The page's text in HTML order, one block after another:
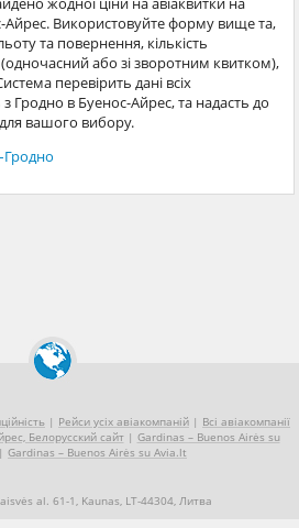
Використовуйте форму вище та,
та повернення, кількість
або зі зворотним квитком),
перевірить дані всіх
Гродно в Буенос-Айрес, та надасть до
вашого вибору.
| Рейси усіх авіакомпаній | Всі авіакомпанії
Белорусский сайт| Gardinas – Buenos Airės su
| Gardinas – Buenos Airės su Avia.lt
al. 61-1, Kaunas, LT-44304, Литва